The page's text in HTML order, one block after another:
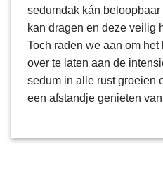
sedumdak kán
kan dragen en deze veilig
Toch raden we aan om
over te laten aan de
sedum in alle rust groeien
een afstandje genieten